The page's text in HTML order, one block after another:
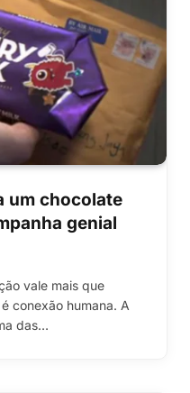
um chocolate
genial
vale mais que
conexão humana. A
das…